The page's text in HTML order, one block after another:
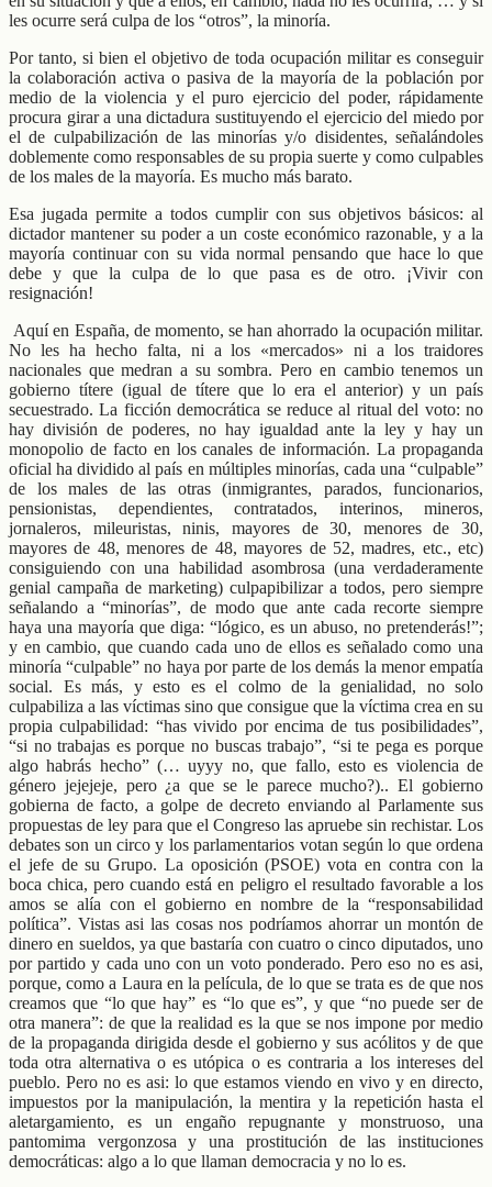
les ocurre será culpa de los “otros”, la minoría.
Por tanto, si bien el objetivo de toda ocupación militar es conseguir
la colaboración activa o pasiva de la mayoría de la población por
medio de la violencia y el puro ejercicio del poder, rápidamente
procura girar a una dictadura sustituyendo el ejercicio del miedo por
el de culpabilización de las minorías y/o disidentes, señalándoles
doblemente como responsables de su propia suerte y como culpables
de los males de la mayoría. Es mucho más barato.
Esa jugada permite a todos cumplir con sus objetivos básicos: al
dictador mantener su poder a un coste económico razonable, y a la
mayoría continuar con su vida normal pensando que hace lo que
debe y que la culpa de lo que pasa es de otro. ¡Vivir con
resignación!
Aquí en España, de momento, se han ahorrado la ocupación militar.
No les ha hecho falta, ni a los «mercados» ni a los traidores
nacionales que medran a su sombra. Pero en cambio tenemos un
gobierno títere (igual de títere que lo era el anterior) y un país
secuestrado. La ficción democrática se reduce al ritual del voto: no
hay división de poderes, no hay igualdad ante la ley y hay un
monopolio de facto en los canales de información. La propaganda
oficial ha dividido al país en múltiples minorías, cada una “culpable”
de los males de las otras (inmigrantes, parados, funcionarios,
pensionistas, dependientes, contratados, interinos, mineros,
jornaleros, mileuristas, ninis, mayores de 30, menores de 30,
mayores de 48, menores de 48, mayores de 52, madres, etc., etc)
consiguiendo con una habilidad asombrosa (una verdaderamente
genial campaña de marketing) culpapibilizar a todos, pero siempre
señalando a “minorías”, de modo que ante cada recorte siempre
haya una mayoría que diga: “lógico, es un abuso, no pretenderás!”;
y en cambio, que cuando cada uno de ellos es señalado como una
minoría “culpable” no haya por parte de los demás la menor empatía
social. Es más, y esto es el colmo de la genialidad, no solo
culpabiliza a las víctimas sino que consigue que la víctima crea en su
propia culpabilidad: “has vivido por encima de tus posibilidades”,
“si no trabajas es porque no buscas trabajo”, “si te pega es porque
algo habrás hecho” (… uyyy no, que fallo, esto es violencia de
género jejejeje, pero ¿a que se le parece mucho?).. El gobierno
gobierna de facto, a golpe de decreto enviando al Parlamente sus
propuestas de ley para que el Congreso las apruebe sin rechistar. Los
debates son un circo y los parlamentarios votan según lo que ordena
el jefe de su Grupo. La oposición (PSOE) vota en contra con la
boca chica, pero cuando está en peligro el resultado favorable a los
amos se alía con el gobierno en nombre de la “responsabilidad
política”. Vistas asi las cosas nos podríamos ahorrar un montón de
dinero en sueldos, ya que bastaría con cuatro o cinco diputados, uno
por partido y cada uno con un voto ponderado. Pero eso no es asi,
porque, como a Laura en la película, de lo que se trata es de que nos
creamos que “lo que hay” es “lo que es”, y que “no puede ser de
otra manera”: de que la realidad es la que se nos impone por medio
de la propaganda dirigida desde el gobierno y sus acólitos y de que
toda otra alternativa o es utópica o es contraria a los intereses del
pueblo. Pero no es asi: lo que estamos viendo en vivo y en directo,
impuestos por la manipulación, la mentira y la repetición hasta el
aletargamiento, es un engaño repugnante y monstruoso, una
pantomima vergonzosa y una prostitución de las instituciones
democráticas: algo a lo que llaman democracia y no lo es.